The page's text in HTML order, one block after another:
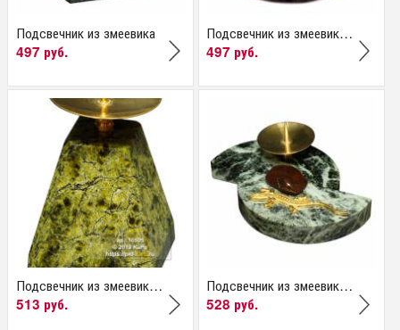
Подсвечник из змеевика
497 руб.
Подсвечник из змеевика...
497 руб.
Подсвечник из змеевика...
513 руб.
Подсвечник из змеевика...
528 руб.